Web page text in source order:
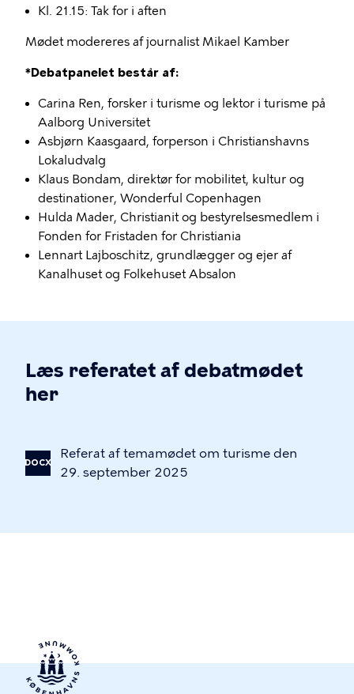
Kl. 21.15: Tak for i aften
Mødet modereres af journalist Mikael Kamber
*Debatpanelet består af:
Carina Ren, forsker i turisme og lektor i turisme på
Aalborg Universitet
Asbjørn Kaasgaard, forperson i Christianshavns
Lokaludvalg
Klaus Bondam, direktør for mobilitet, kultur og
destinationer, Wonderful Copenhagen
Hulda Mader, Christianit og bestyrelsesmedlem i
Fonden for Fristaden for Christiania
Lennart Lajboschitz, grundlægger og ejer af
Kanalhuset og Folkehuset Absalon
Læs referatet af debatmødet
her
DOCX
Referat af temamødet om turisme den
29. september 2025